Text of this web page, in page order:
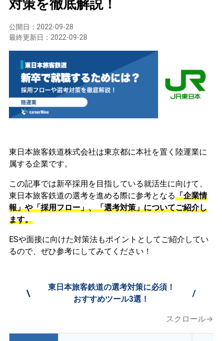
対策を徹底解説！
公開日： 2022-09-28
最終更新日： 2022-09-28
東日本旅客鉄道株式会社は東京都に本社を置く陸運業に
属する企業です。
この記事では新卒採用を目指している就活生に向けて、
東日本旅客鉄道の選考を進める際に参考となる「企業情
報」や「採用フロー」、「選考対策」についてご紹介し
ます。
ESや面接に向けた対策法もポイントとしてご紹介してい
るので、ぜひ参考にしてみてください！
\
東日本旅客鉄道の選考対策に必須！
おすすめツール3選！
/
スクロール→